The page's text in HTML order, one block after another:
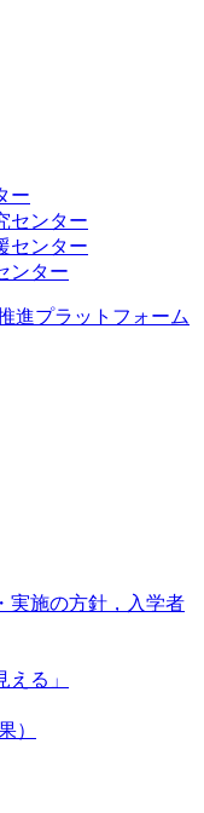
ー
センター
センター
ンター
進プラットフォーム
実施の方針，入学者
る」
）